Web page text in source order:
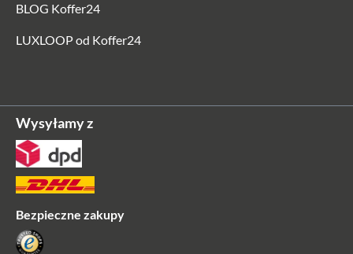
BLOG Koffer24
LUXLOOP od Koffer24
Wysyłamy z
Bezpieczne zakupy